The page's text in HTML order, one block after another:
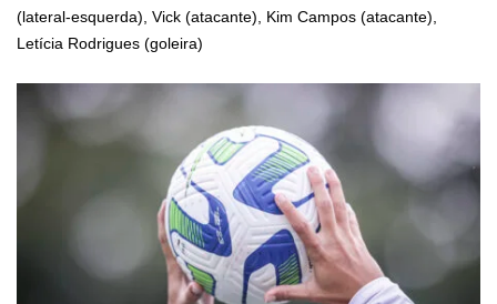
(lateral-esquerda), Vick (atacante), Kim Campos (atacante),
Letícia Rodrigues (goleira)